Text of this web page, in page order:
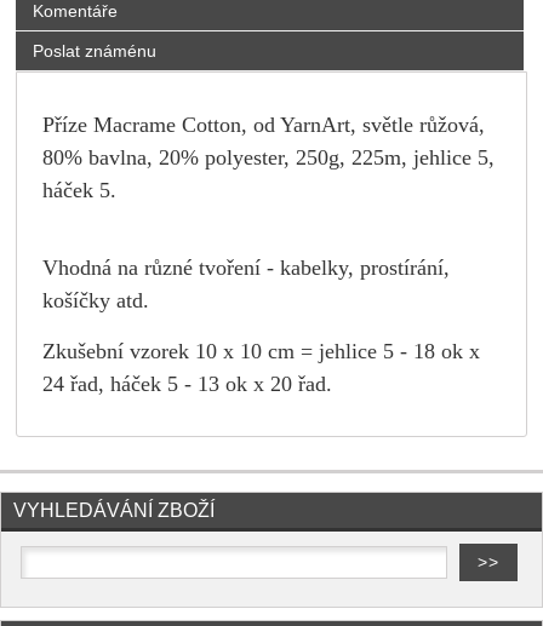
Komentáře
Poslat známénu
Příze Macrame Cotton, od YarnArt, světle růžová,
80% bavlna, 20% polyester, 250g, 225m, jehlice 5,
háček 5.
Vhodná na různé tvoření - kabelky, prostírání,
košíčky atd.
Zkušební vzorek 10 x 10 cm = jehlice 5 - 18 ok x
24 řad, háček 5 - 13 ok x 20 řad.
VYHLEDÁVÁNÍ ZBOŽÍ